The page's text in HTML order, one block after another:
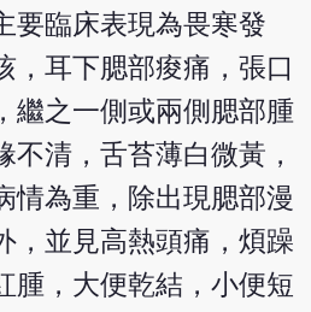
要臨床表現為畏寒發
，耳下腮部痠痛，張口
繼之一側或兩側腮部腫
不清，舌苔薄白微黃，
情為重，除出現腮部漫
，並見高熱頭痛，煩躁
腫，大便乾結，小便短